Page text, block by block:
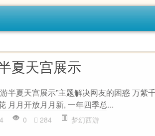
夏天宫展示
半夏天宫展示”主题解决网友的困惑 万
月月开放月月新, 一年四季总...
0 284 梦幻西游